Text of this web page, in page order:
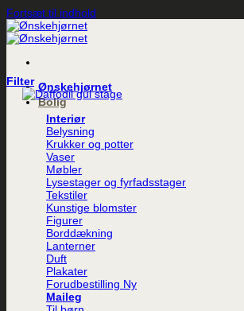
Fortsæt til indhold
Ønskehjørnet
Bolig
Interiør
Belysning
Krukker og potter
Vaser
Møbler
Lysestager og fyrfadsstager
Tekstiler
Kunstige blomster
Figurer
Borddækning
Lanterner
Duft
Plakater
Forudbestilling
Maileg
Filter